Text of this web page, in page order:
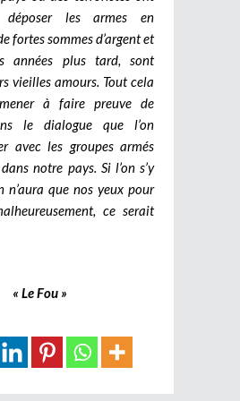
déposer les armes en
fortes sommes d’argent et
années plus tard, sont
vieilles amours. Tout cela
à faire preuve de
le dialogue que l’on
avec les groupes armés
notre pays. Si l’on s’y
n’aura que nos yeux pour
ce serait
« Le Fou »